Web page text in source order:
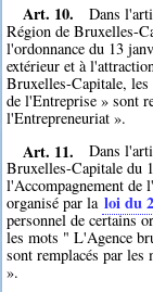
Art. 10.
Dans
Région de Bruxelles-
l'ordonnance du 13
extérieur et à
Bruxelles-Capitale,
de l'Entreprise » sont
l'Entrepreneuriat ».
Art. 11.
Dans
Bruxelles-Capitale du
l'Accompagnement de
organisé par la loi du
personnel de certains
les mots " L'Agence
sont remplacés par
».